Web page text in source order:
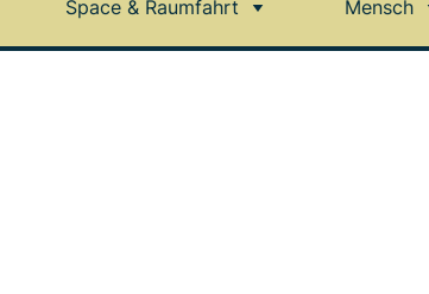
Space & Raumfahrt Mensch